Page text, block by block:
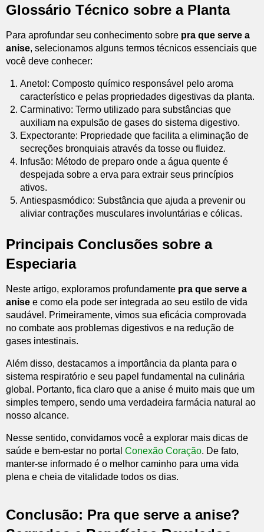
Glossário Técnico sobre a Planta
Para aprofundar seu conhecimento sobre pra que serve a
anise, selecionamos alguns termos técnicos essenciais que
você deve conhecer:
Anetol: Composto químico responsável pelo aroma
característico e pelas propriedades digestivas da planta.
Carminativo: Termo utilizado para substâncias que
auxiliam na expulsão de gases do sistema digestivo.
Expectorante: Propriedade que facilita a eliminação de
secreções bronquiais através da tosse ou fluidez.
Infusão: Método de preparo onde a água quente é
despejada sobre a erva para extrair seus princípios
ativos.
Antiespasmódico: Substância que ajuda a prevenir ou
aliviar contrações musculares involuntárias e cólicas.
Principais Conclusões sobre a
Especiaria
Neste artigo, exploramos profundamente pra que serve a
anise e como ela pode ser integrada ao seu estilo de vida
saudável. Primeiramente, vimos sua eficácia comprovada
no combate aos problemas digestivos e na redução de
gases intestinais.
Além disso, destacamos a importância da planta para o
sistema respiratório e seu papel fundamental na culinária
global. Portanto, fica claro que a anise é muito mais que um
simples tempero, sendo uma verdadeira farmácia natural ao
nosso alcance.
Nesse sentido, convidamos você a explorar mais dicas de
saúde e bem-estar no portal Conexão Coração. De fato,
manter-se informado é o melhor caminho para uma vida
plena e cheia de vitalidade todos os dias.
Conclusão: Pra que serve a anise?